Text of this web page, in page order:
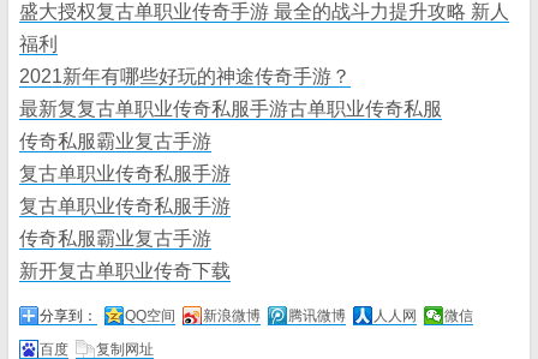
盛大授权复古单职业传奇手游 最全的战斗力提升攻略 新人
福利
2021新年有哪些好玩的神途传奇手游？
最新复复古单职业传奇私服手游古单职业传奇私服
传奇私服霸业复古手游
复古单职业传奇私服手游
复古单职业传奇私服手游
传奇私服霸业复古手游
新开复古单职业传奇下载
分享到： QQ空间 新浪微博 腾讯微博 人人网
微信
百度
复制网址